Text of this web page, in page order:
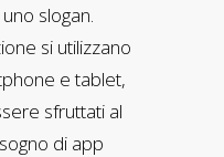
slogan.
si utilizzano
e tablet,
sfruttati al
di app